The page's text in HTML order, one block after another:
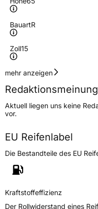
BauartR
Zoll15
Geschwindigkeitsindex
Höchstgeschwindigkeit
Lastindex91
Höchstlast615 kg
Generelle Merkmale
Fahrzeugtyp
VerwendungSommerreifen
ModellnameEcogreen 55
mehr anzeigen
Aktuell liegen uns keine
vor.
EU Reifenlabel
Die Bestandteile des EU
Kraftstoffeffizienz
Der Rollwiderstand eines